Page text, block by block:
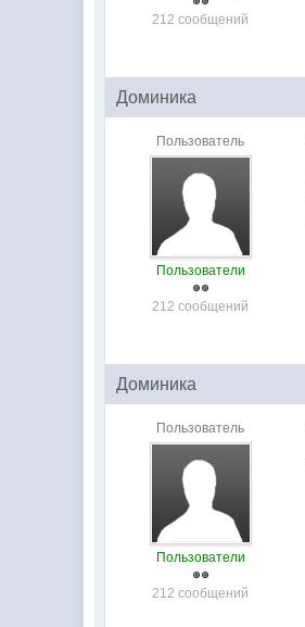
212 сообщений
Доминика
Пользователь
Пользователи
212 сообщений
Доминика
Пользователь
Пользователи
212 сообщений